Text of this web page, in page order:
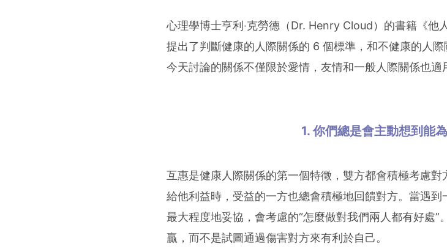
心理學博士亨利‧克勞德（Dr. Henry Cloud）的書籍《
提出了判斷健康的人際關係的 6 個標準，和不健康的人
今天討論的關係不僅限於愛情，友情和一般人際關係也適
1. 你們總是會主動想到能
互惠是健康人際關係的第一個特徵，雙方都會積極考慮
給他利益時，受益的一方也總會積極地回饋對方。當遇
最大程度地妥協，會考慮的“怎麼做對我們兩人都有好處
贏，而不是試圖通過傷害對方來有利於自己。